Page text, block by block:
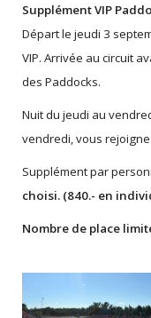
Supplément VIP
Départ le jeudi 3
VIP. Arrivée au circuit
des Paddocks.
Nuit du jeudi au
vendredi, vous
Supplément par
choisi. (840.- en
Nombre de place